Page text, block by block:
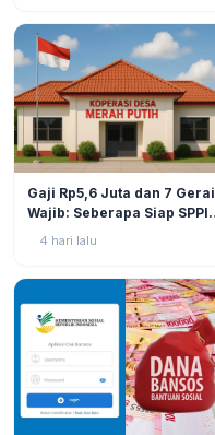
Gaji Rp5,6 Juta dan 7 Gerai
Wajib: Seberapa Siap SPPI
Menjalankan Ambiguitas
4 hari lalu